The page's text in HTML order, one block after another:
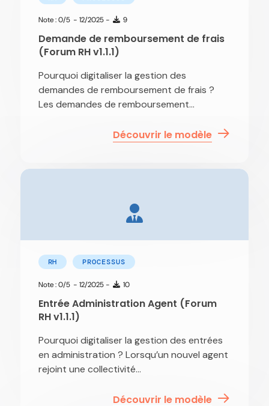
Note : 0/5 - 12/2025 - 9
Demande de remboursement de frais
(Forum RH v1.1.1)
Pourquoi digitaliser la gestion des
demandes de remboursement de frais ?
Les demandes de remboursement...
Découvrir le modèle
RH PROCESSUS
Note : 0/5 - 12/2025 - 10
Entrée Administration Agent (Forum
RH v1.1.1)
Pourquoi digitaliser la gestion des entrées
en administration ? Lorsqu’un nouvel agent
rejoint une collectivité...
Découvrir le modèle